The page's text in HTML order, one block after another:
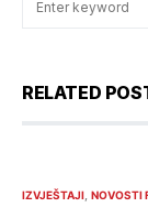
RELATED
IZVJEŠTAJI NOVOSTI